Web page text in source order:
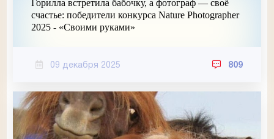
Горилла встретила бабочку, а фотограф — своё
счастье: победители конкурса Nature Photographer
2025 - «Своими руками»
09 декабря 2025 809